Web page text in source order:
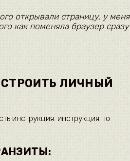
открывали страницу, у меня
как поменяла браузер сразу
ЛИЧНЫЙ
инструкция: инструкция по